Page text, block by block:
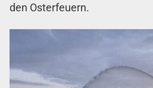
den Osterfeuern.